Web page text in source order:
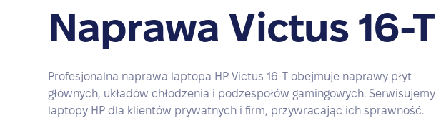
Naprawa Victus 16-T
Profesjonalna naprawa laptopa HP Victus 16-T obejmuje naprawy płyt
głównych, układów chłodzenia i podzespołów gamingowych. Serwisujemy
laptopy HP dla klientów prywatnych i firm, przywracając ich sprawność.